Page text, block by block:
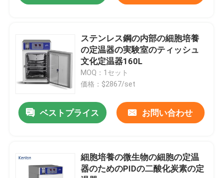
ステンレス鋼の内部の細胞培養
の定温器の実験室のティッシュ
文化定温器160L
MOQ：1セット
価格：$2867/set
ベストプライス お問い合わせ
細胞培養の微生物の細胞の定温
器のためのPIDの二酸化炭素の定